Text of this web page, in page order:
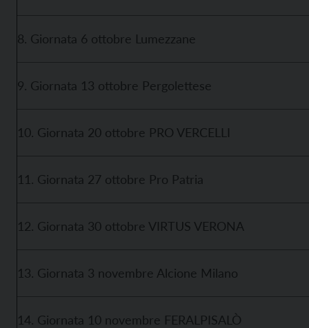
8. Giornata 6 ottobre Lumezzane
9. Giornata 13 ottobre Pergolettese
10. Giornata 20 ottobre PRO VERCELLI
11. Giornata 27 ottobre Pro Patria
12. Giornata 30 ottobre VIRTUS VERONA
13. Giornata 3 novembre Alcione Milano
14. Giornata 10 novembre FERALPISALÒ